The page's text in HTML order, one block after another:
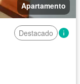
Apartamento
Destacado